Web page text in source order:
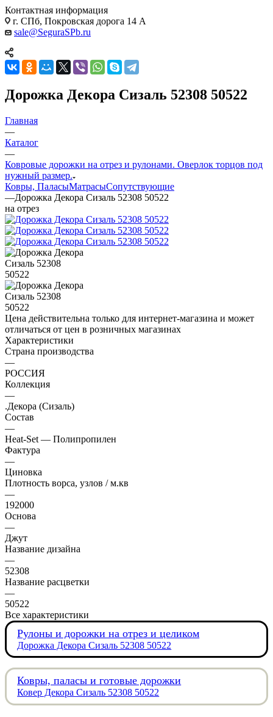
Контактная информация
г. СПб, Покровская дорога 14 А
sale@SeguraSPb.ru
Дорожка Декора Сизаль 52308 50522
Главная
—
Каталог
—
Ковровые дорожки на отрез и рулонами. Оверлок торцов под
нужный размер.
Ковры, ПаласыМатрасыСопутствующие
—Дорожка Декора Сизаль 52308 50522
на отрез
Цена действительна только для интернет-магазина и может
отличаться от цен в розничных магазинах
Характеристики
Страна производства
—
РОССИЯ
Коллекция
—
.Декора (Сизаль)
Состав
—
Heat-Set — Полипропилен
Фактура
—
Циновка
Плотность ворса, узлов / м.кв
—
192000
Основа
—
Джут
Название дизайна
—
52308
Название расцветки
—
50522
Все характеристики
Рулоны и дорожки на отрез и целиком
Дорожка Декора Сизаль 52308 50522
Ковры, паласы и готовые дорожки
Ковер Декора Сизаль 52308 50522